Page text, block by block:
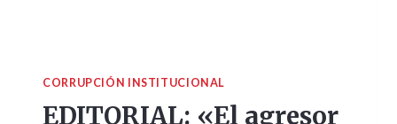
CORRUPCIÓN INSTITUCIONAL
EDITORIAL: «El agresor